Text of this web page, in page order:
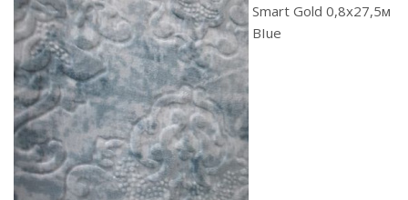
Smart Gold 0,8х27,5м
BIue